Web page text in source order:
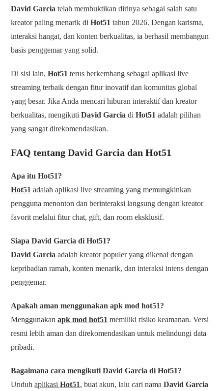
David Garcia telah membuktikan dirinya sebagai salah satu
kreator paling menarik diHot51 tahun 2026. Dengan karisma,
interaksi hangat, dan konten berkualitas, ia berhasil membangun
basis penggemar yang solid.
Di sisi lain,Hot51 terus berkembang sebagai aplikasi live
streaming terbaik dengan fitur inovatif dan komunitas global
yang besar. Jika Anda mencari hiburan interaktif dan kreator
berkualitas, mengikutiDavid Garcia diHot51 adalah pilihan
yang sangat direkomendasikan.
FAQ tentang David Garcia dan Hot51
Apa itu Hot51?
Hot51 adalah aplikasi live streaming yang memungkinkan
pengguna menonton dan berinteraksi langsung dengan kreator
favorit melalui fitur chat, gift, dan room eksklusif.
Siapa David Garcia di Hot51?
David Garcia adalah kreator populer yang dikenal dengan
kepribadian ramah, konten menarik, dan interaksi intens dengan
penggemar.
Apakah aman menggunakan apk mod hot51?
Menggunakanapk mod hot51 memiliki risiko keamanan. Versi
resmi lebih aman dan direkomendasikan untuk melindungi data
pribadi.
Bagaimana cara mengikuti David Garcia di Hot51?
UnduhaplikasiHot51, buat akun, lalu cari namaDavid Garcia